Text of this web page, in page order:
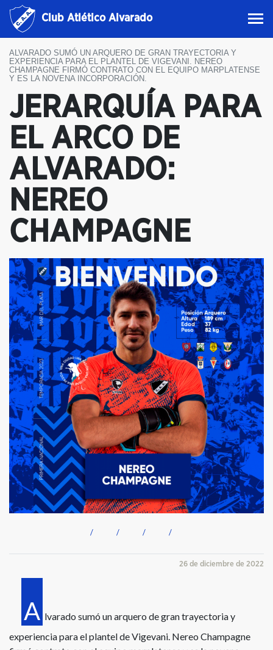
Club Atlético Alvarado
ALVARADO SUMÓ UN ARQUERO DE GRAN TRAYECTORIA Y
EXPERIENCIA PARA EL PLANTEL DE VIGEVANI. NEREO
CHAMPAGNE FIRMÓ CONTRATO CON EL EQUIPO MARPLATENSE
Y ES LA NOVENA INCORPORACIÓN.
JERARQUÍA PARA
EL ARCO DE
ALVARADO:
NEREO
CHAMPAGNE
26 de diciembre de 2022
A lvarado sumó un arquero de gran trayectoria y
experiencia para el plantel de Vigevani. Nereo Champagne